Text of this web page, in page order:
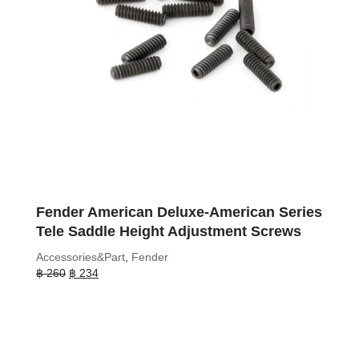
Fender American Deluxe-American Series
Tele Saddle Height Adjustment Screws
Accessories&Part, Fender
฿260 Original
฿ 234Current